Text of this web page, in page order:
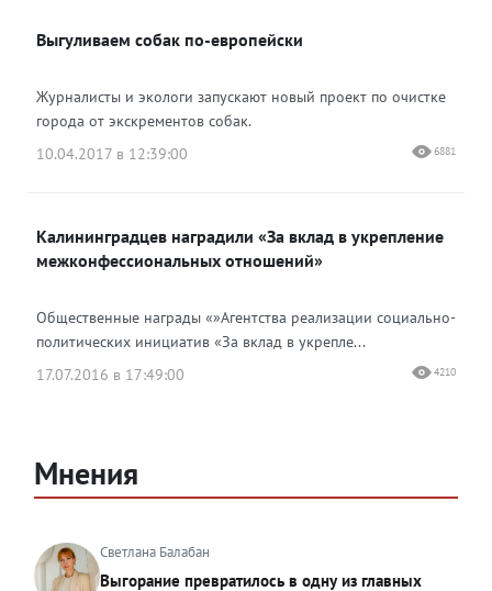
Выгуливаем собак по-европейски
Журналисты и экологи запускают новый проект по очистке
города от экскрементов собак.
10.04.2017 в 12:39:00
6881
Калининградцев наградили «За вклад в укрепление
межконфессиональных отношений»
Общественные награды «»Агентства реализации социально-
политических инициатив «За вклад в укрепле...
17.07.2016 в 17:49:00
4210
Мнения
Светлана Балабан
Выгорание превратилось в одну из главных